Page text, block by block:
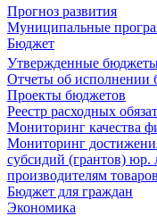
Прогноз развития
Муниципальные
Бюджет
Утвержденные
Отчеты об исполнении
Проекты бюджетов
Реестр расходных
Мониторинг качества
Мониторинг
субсидий (грантов)
производителям
Бюджет для граждан
Экономика